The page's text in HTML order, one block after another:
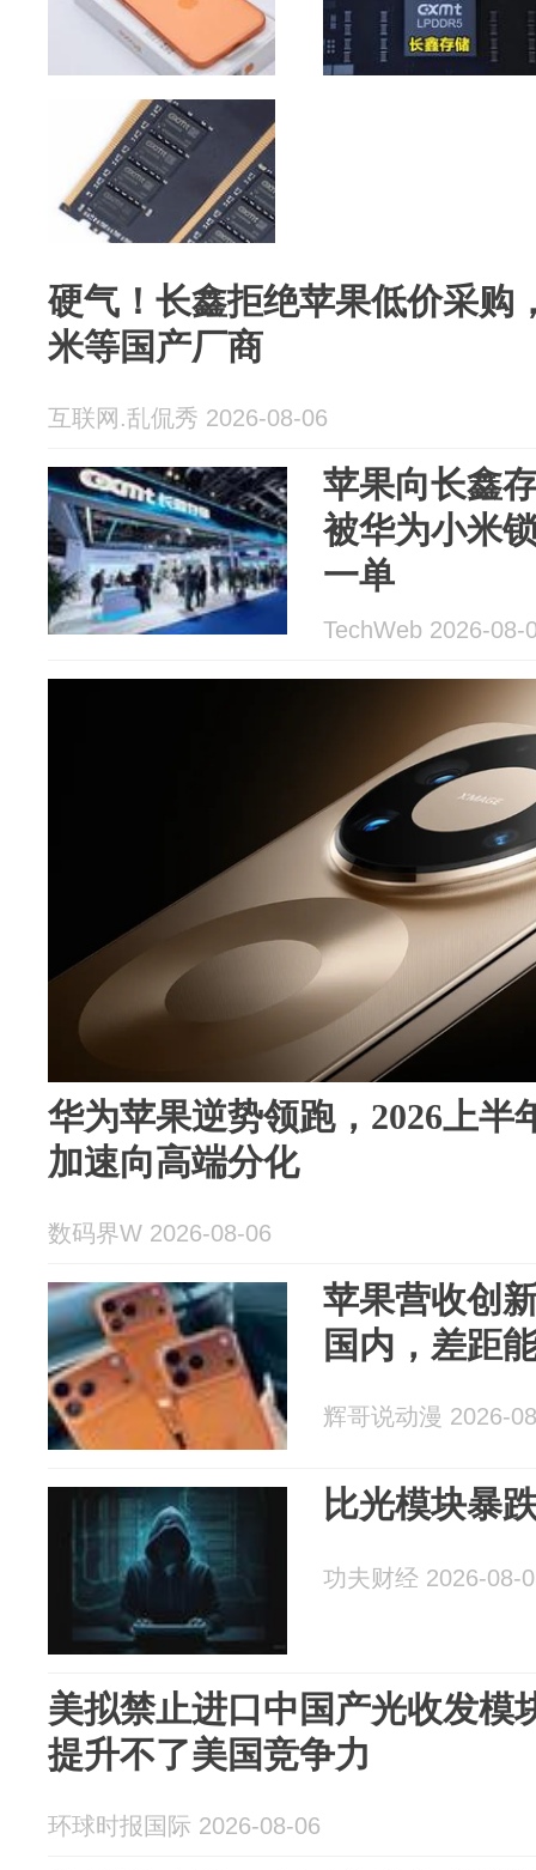
硬气！长鑫拒绝苹果低价采购
米等国产厂商
互联网.乱侃秀 2026-08-06
苹果向长鑫
被华为小米
一单
TechWeb 2026-08-
华为苹果逆势领跑，2026上半
加速向高端分化
数码界W 2026-08-06
苹果营收创
国内，差距
辉哥说动漫 2026-
比光模块暴
功夫财经 2026-08-
美拟禁止进口中国产光收发模
提升不了美国竞争力
环球时报国际 2026-08-06